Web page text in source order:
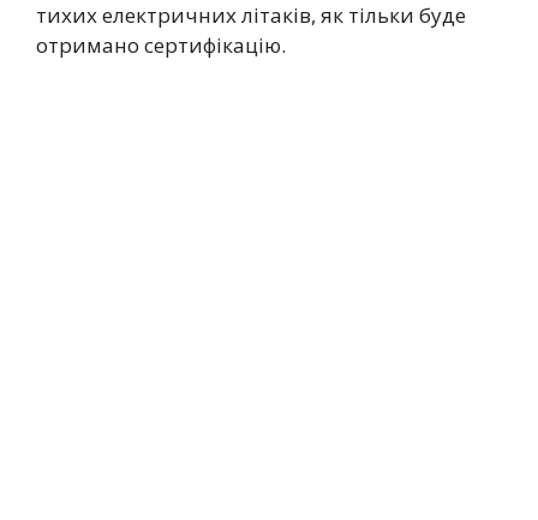
тихих електричних літаків, як тільки буде
отримано сертифікацію.